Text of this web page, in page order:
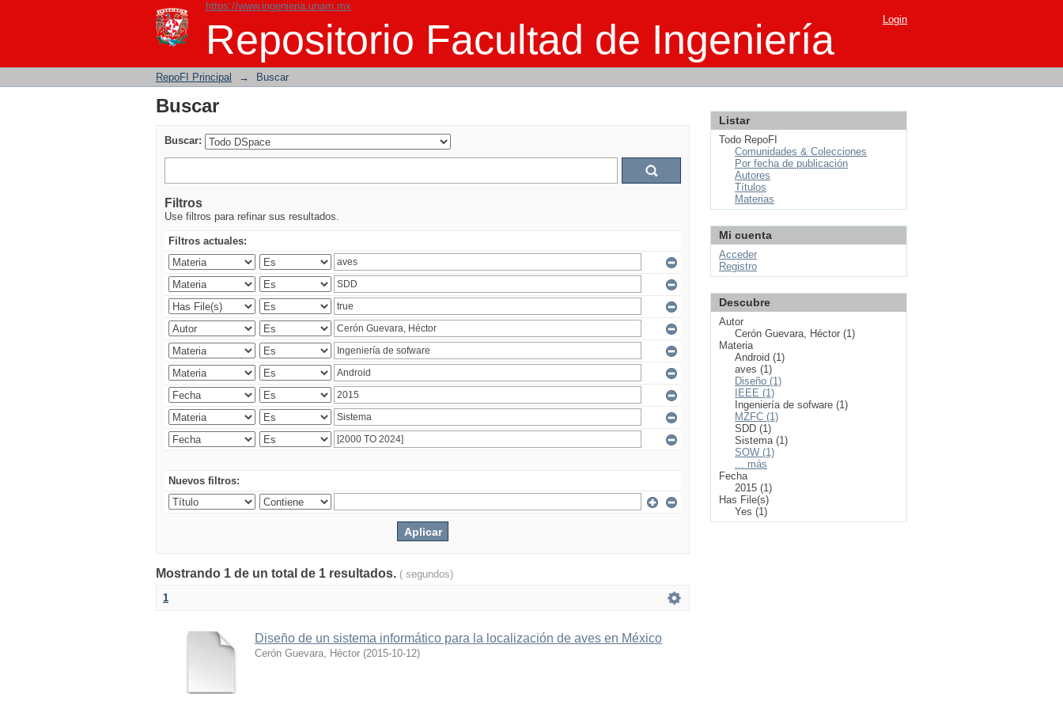
https://www.ingenieria.unam.mx
Repositorio Facultad de Ingeniería
Buscar Login
RepoFI Principal → Buscar
Buscar
Buscar:
Filtros
Use filtros para refinar sus resultados.
Filtros actuales:
Nuevos filtros:
Mostrando 1 de un total de 1 resultados. ( segundos)
1
Diseño de un sistema informático para la localización de aves en México
Cerón Guevara, Héctor (2015-10-12)
Listar
Todo RepoFI
Comunidades & Colecciones
Por fecha de publicación
Autores
Títulos
Materias
Mi cuenta
Acceder
Registro
Descubre
Autor
Cerón Guevara, Héctor (1)
Materia
Android (1)
aves (1)
Diseño (1)
IEEE (1)
Ingeniería de sofware (1)
MZFC (1)
SDD (1)
Sistema (1)
SOW (1)
... más
Fecha
2015 (1)
Has File(s)
Yes (1)